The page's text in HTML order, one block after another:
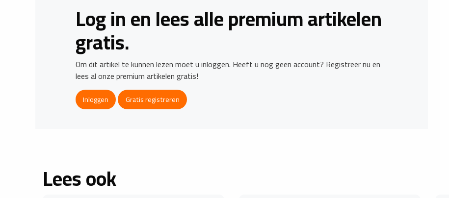
Log in en lees alle premium artikelen
gratis.
Om dit artikel te kunnen lezen moet u inloggen. Heeft u nog geen account? Registreer nu en
lees al onze premium artikelen gratis!
Inloggen Gratis registreren
Lees ook